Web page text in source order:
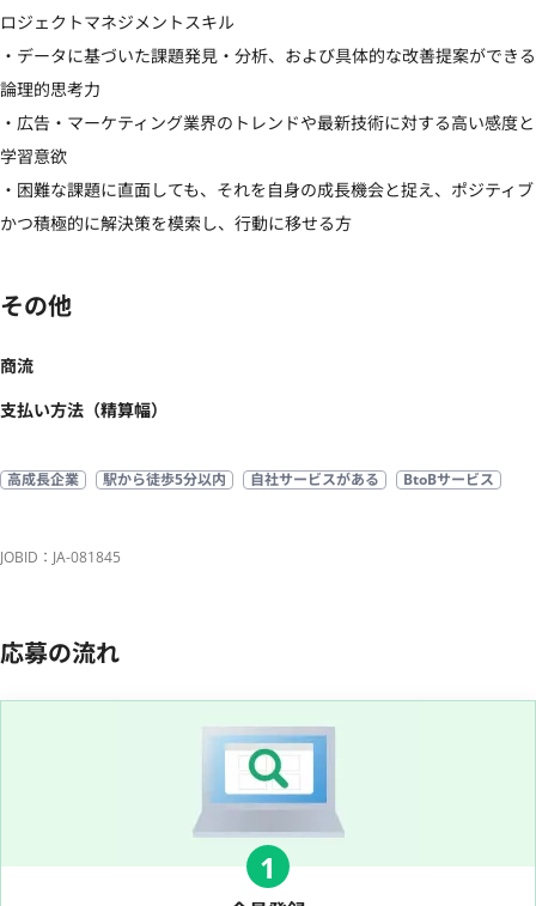
ロジェクトマネジメントスキル
・データに基づいた課題発見・分析、および具体的な改善提案ができる
論理的思考力
・広告・マーケティング業界のトレンドや最新技術に対する高い感度と
学習意欲
・困難な課題に直面しても、それを自身の成長機会と捉え、ポジティブ
かつ積極的に解決策を模索し、行動に移せる方
その他
商流
支払い方法（精算幅）
高成長企業 駅から徒歩5分以内 自社サービスがある BtoBサービス
JOBID：JA-081845
応募の流れ
1